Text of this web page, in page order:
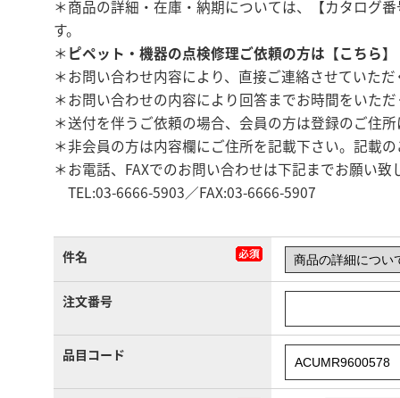
＊商品の詳細・在庫・納期については、【カタログ
す。
＊ ピペット・機器の点検修理ご依頼の方は【こちら】
＊お問い合わせ内容により、直接ご連絡させていた
＊お問い合わせの内容により回答までお時間をいた
＊送付を伴うご依頼の場合、会員の方は登録のご住
＊非会員の方は内容欄にご住所を記載下さい。記載
＊お電話、FAXでのお問い合わせは下記までお願い致
TEL:03-6666-5903／FAX:03-6666-5907
件名
注文番号
品目コード